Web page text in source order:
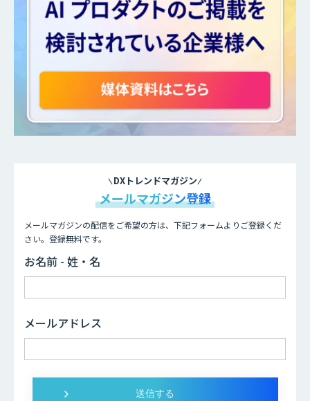
DXトレンドマガジン
メールマガジン登録
メールマガジンの配信をご希望の方は、下記フォームよりご登録くだ
さい。登録無料です。
お名前 - 姓・名
メールアドレス